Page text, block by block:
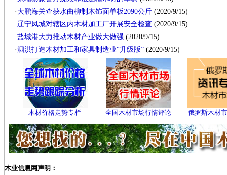
· 大鹏海关查获水曲柳制木饰面单板2090公斤 (2020/9/15)
·辽宁凤城对辖区内木材加工厂开展安全检查 (2020/9/15)
·盐城港大力推动木材产业做大做强 (2020/9/15)
·泗洪打造木材加工和家具制造业“升级版” (2020/9/15)
木材价格走势专栏 全国木材市场行情评论 俄罗斯木材
木业信息网声明：